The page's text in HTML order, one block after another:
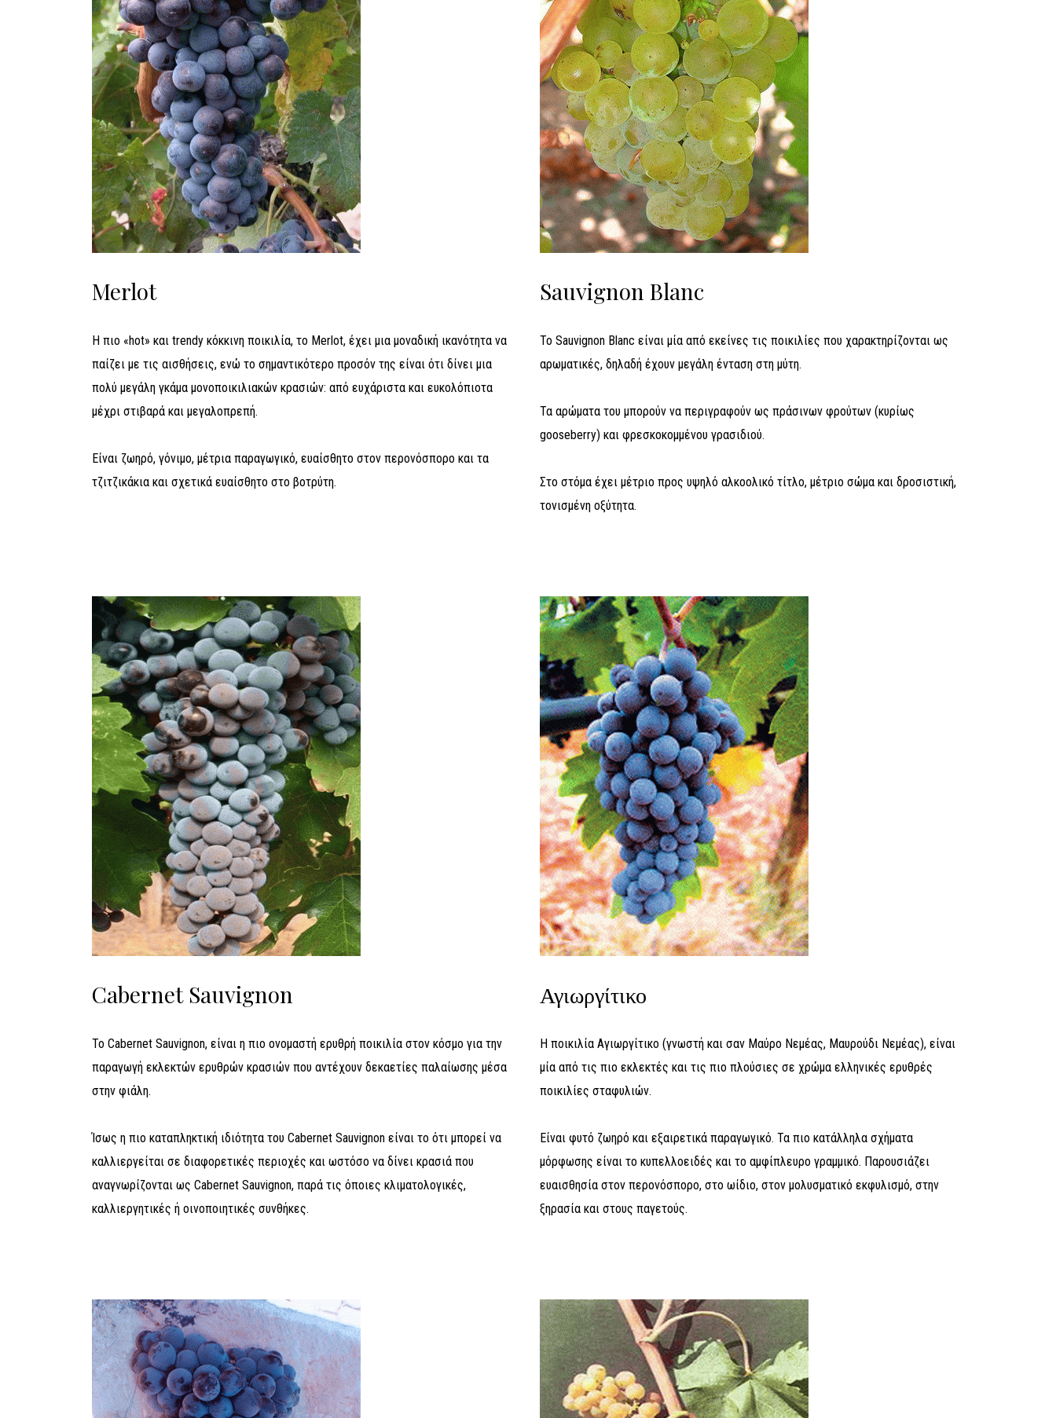
Merlot
Η πιο «hot» και trendy κόκκινη ποικιλία, το Merlot, έχει μια μοναδική ικανότητα να
παίζει με τις αισθήσεις, ενώ το σημαντικότερο προσόν της είναι ότι δίνει μια
πολύ μεγάλη γκάμα μονοποικιλιακών κρασιών: από ευχάριστα και ευκολόπιοτα
μέχρι στιβαρά και μεγαλοπρεπή.
Είναι ζωηρό, γόνιμο, μέτρια παραγωγικό, ευαίσθητο στον περονόσπορο και τα
τζιτζικάκια και σχετικά ευαίσθητο στο βοτρύτη.
Sauvignon Blanc
Το Sauvignon Blanc είναι μία από εκείνες τις ποικιλίες που χαρακτηρίζονται ως
αρωματικές, δηλαδή έχουν μεγάλη ένταση στη μύτη.
Τα αρώματα του μπορούν να περιγραφούν ως πράσινων φρούτων (κυρίως
gooseberry) και φρεσκοκομμένου γρασιδιού.
Στο στόμα έχει μέτριο προς υψηλό αλκοολικό τίτλο, μέτριο σώμα και δροσιστική,
τονισμένη οξύτητα.
Cabernet Sauvignon
Το Cabernet Sauvignon, είναι η πιο ονομαστή ερυθρή ποικιλία στον κόσμο για την
παραγωγή εκλεκτών ερυθρών κρασιών που αντέχουν δεκαετίες παλαίωσης μέσα
στην φιάλη.
Ίσως η πιο καταπληκτική ιδιότητα του Cabernet Sauvignon είναι το ότι μπορεί να
καλλιεργείται σε διαφορετικές περιοχές και ωστόσο να δίνει κρασιά που
αναγνωρίζονται ως Cabernet Sauvignon, παρά τις όποιες κλιματολογικές,
καλλιεργητικές ή οινοποιητικές συνθήκες.
Αγιωργίτικο
Η ποικιλία Αγιωργίτικο (γνωστή και σαν Μαύρο Νεμέας, Μαυρούδι Νεμέας), είναι
μία από τις πιο εκλεκτές και τις πιο πλούσιες σε χρώμα ελληνικές ερυθρές
ποικιλίες σταφυλιών.
Είναι φυτό ζωηρό και εξαιρετικά παραγωγικό. Τα πιο κατάλληλα σχήματα
μόρφωσης είναι το κυπελλοειδές και το αμφίπλευρο γραμμικό. Παρουσιάζει
ευαισθησία στον περονόσπορο, στο ωίδιο, στον μολυσματικό εκφυλισμό, στην
ξηρασία και στους παγετούς.